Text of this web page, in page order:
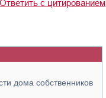
Ответить с цитированием
дома собственников